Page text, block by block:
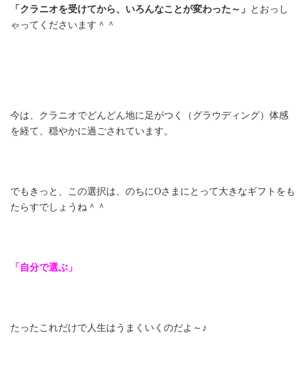
「クラニオを受けてから、いろんなことが変わった～」 とおっし
ゃってくださいます＾＾
今は、クラニオでどんどん地に足がつく（グラウディング）体感
を経て、穏やかに過ごされています。
でもきっと、この選択は、のちにOさまにとって大きなギフトをも
たらすでしょうね＾＾
「自分で選ぶ」
たったこれだけで人生はうまくいくのだよ～♪